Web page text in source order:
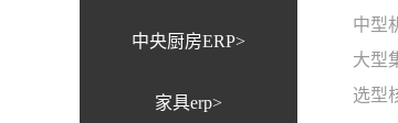
中央厨房ERP>
家具erp>
中型
大型
选型